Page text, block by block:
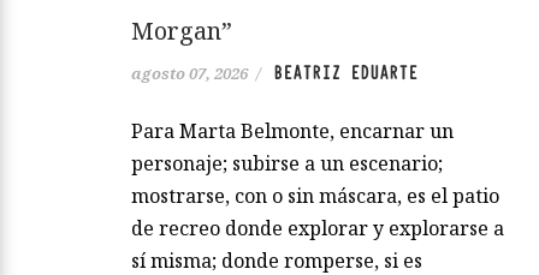
Morgan”
agosto 07, 2026 / BEATRIZ EDUARTE
Para Marta Belmonte, encarnar un
personaje; subirse a un escenario;
mostrarse, con o sin máscara, es el patio
de recreo donde explorar y explorarse a
sí misma; donde romperse, si es